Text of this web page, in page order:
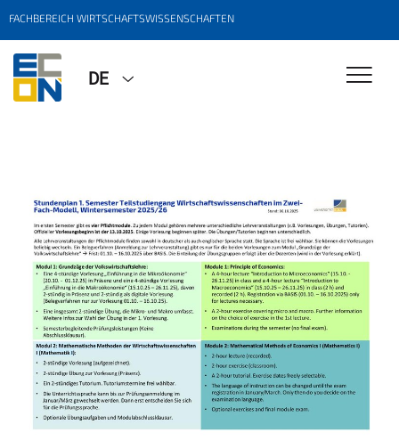
FACHBEREICH WIRTSCHAFTSWISSENSCHAFTEN
DE